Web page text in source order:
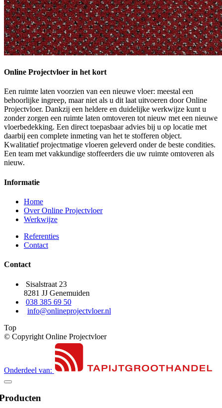
Online Projectvloer in het kort
Een ruimte laten voorzien van een nieuwe vloer: meestal een
behoorlijke ingreep, maar niet als u dit laat uitvoeren door Online
Projectvloer. Dankzij een heldere en duidelijke werkwijze kunt u
zonder zorgen een ruimte laten omtoveren tot nieuw met een nieuwe
vloerbedekking. Een direct toepasbaar advies bij u op locatie met
daarbij een complete inmeting van het te stofferen object.
Kwalitatief projectmatige vloeren geleverd onder de beste condities.
Een team met vakkundige stoffeerders die uw ruimte omtoveren als
nieuw.
Informatie
Home
Over Online Projectvloer
Werkwijze
Referenties
Contact
Contact
Sisalstraat 23
8281 JJ Genemuiden
038 385 69 50
info@onlineprojectvloer.nl
Top
© Copyright Online Projectvloer
Onderdeel van: